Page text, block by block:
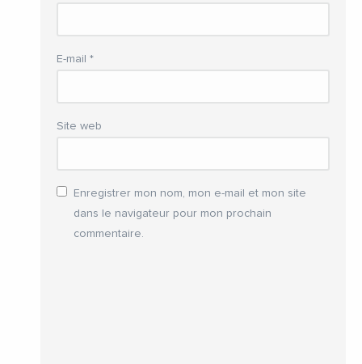
E-mail *
Site web
Enregistrer mon nom, mon e-mail et mon site
dans le navigateur pour mon prochain
commentaire.